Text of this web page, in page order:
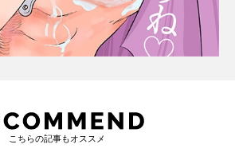
こちらの記事もオススメ